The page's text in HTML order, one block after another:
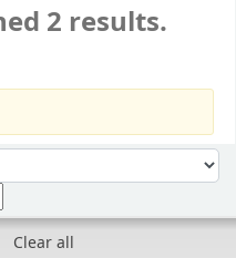
2 results.
Clear all